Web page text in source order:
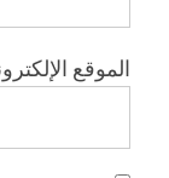
الموقع